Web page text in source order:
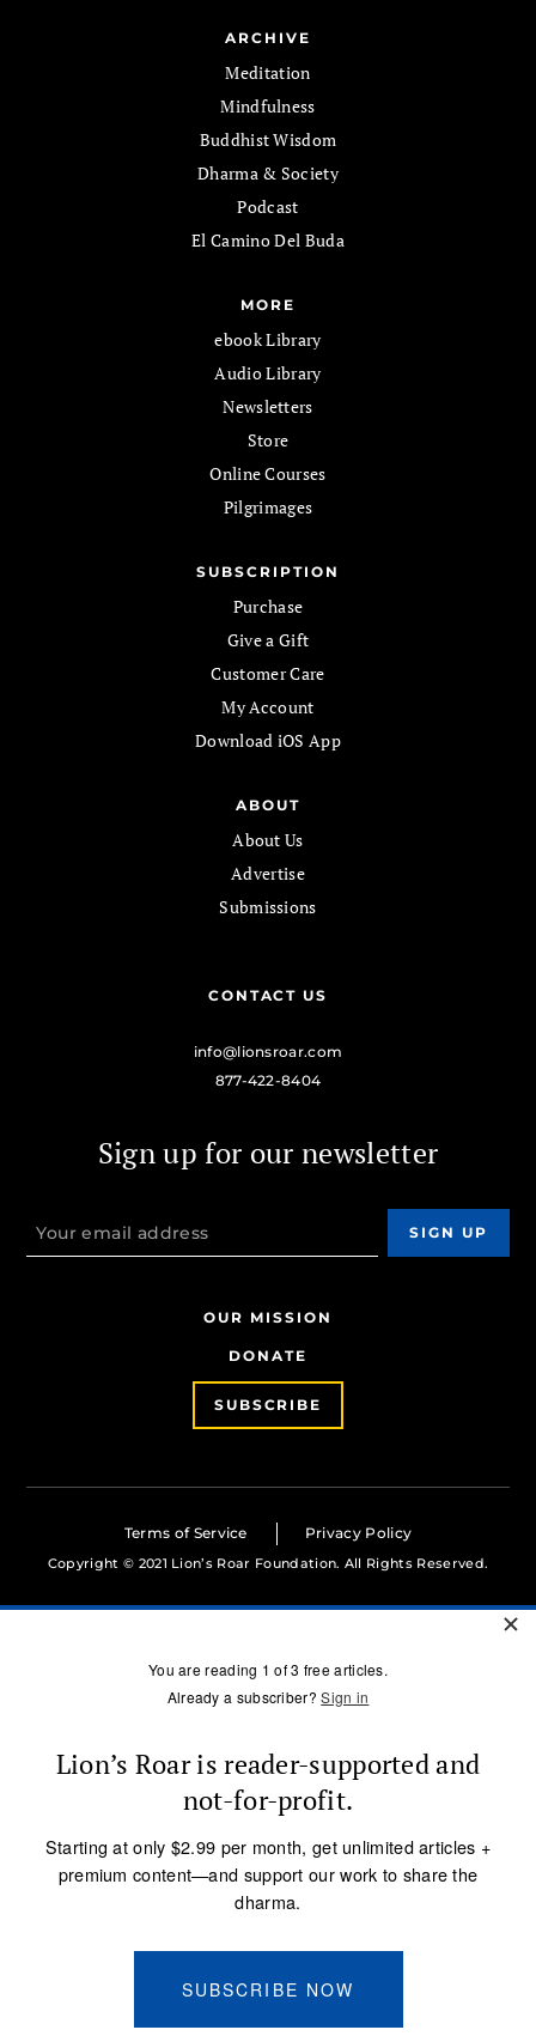
ARCHIVE
Meditation
Mindfulness
Buddhist Wisdom
Dharma & Society
Podcast
El Camino Del Buda
MORE
ebook Library
Audio Library
Newsletters
Store
Online Courses
Pilgrimages
SUBSCRIPTION
Purchase
Give a Gift
Customer Care
My Account
Download iOS App
ABOUT
About Us
Advertise
Submissions
CONTACT US
info@lionsroar.com
877-422-8404
Sign up for our newsletter
OUR MISSION
DONATE
SUBSCRIBE
Terms of Service Privacy Policy
Copyright © 2021 Lion’s Roar Foundation. All Rights Reserved.